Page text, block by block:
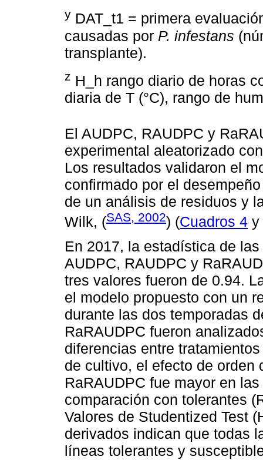
y DAT_t1 = primera
causadas por P. infestans
transplante).
z H_h rango diario de horas
diaria de T (°C), rango de
El AUDPC, RAUDPC y
experimental aleatorizado
Los resultados validaron el
confirmado por el
de un análisis de residuos y
Wilk, (SAS, 2002) (Cuadros 4 y
En 2017, la estadística de
AUDPC, RAUDPC y
tres valores fueron de 0.94.
el modelo propuesto con un
durante las dos temporadas
RaRAUDPC fueron
diferencias entre
de cultivo, el efecto de orden
RaRAUDPC fue mayor en
comparación con tolerantes
Valores de Studentized Test
derivados indican que todas
líneas tolerantes y